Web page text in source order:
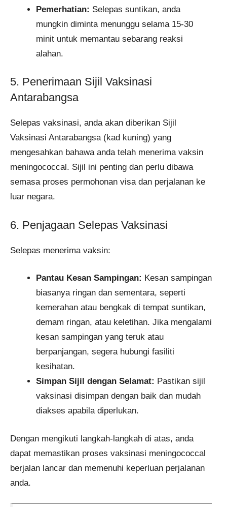
Pemerhatian: Selepas suntikan, anda
mungkin diminta menunggu selama 15-30
minit untuk memantau sebarang reaksi
alahan.​
5. Penerimaan Sijil Vaksinasi
Antarabangsa
Selepas vaksinasi, anda akan diberikan Sijil
Vaksinasi Antarabangsa (kad kuning) yang
mengesahkan bahawa anda telah menerima vaksin
meningococcal. Sijil ini penting dan perlu dibawa
semasa proses permohonan visa dan perjalanan ke
luar negara.​
6. Penjagaan Selepas Vaksinasi
Selepas menerima vaksin:
Pantau Kesan Sampingan: Kesan sampingan
biasanya ringan dan sementara, seperti
kemerahan atau bengkak di tempat suntikan,
demam ringan, atau keletihan. Jika mengalami
kesan sampingan yang teruk atau
berpanjangan, segera hubungi fasiliti
kesihatan.
Simpan Sijil dengan Selamat: Pastikan sijil
vaksinasi disimpan dengan baik dan mudah
diakses apabila diperlukan.​
Dengan mengikuti langkah-langkah di atas, anda
dapat memastikan proses vaksinasi meningococcal
berjalan lancar dan memenuhi keperluan perjalanan
anda.